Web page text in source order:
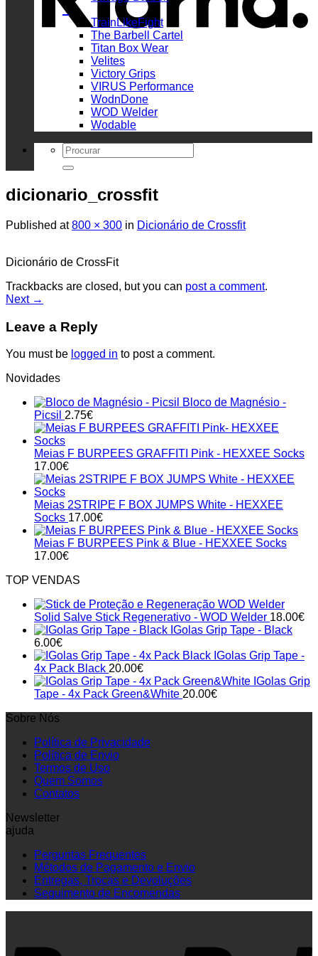
_
TrainLikeFight
The Barbell Cartel
Titan Box Wear
Velites
Victory Grips
VIRUS Performance
WodnDone
WOD Welder
Wodable
Search
for:
dicionario_crossfit
Published at800 × 300 in Dicionário de Crossfit
Dicionário de CrossFit
Trackbacks are closed, but you can post a comment.
Next →
Leave a Reply
You must be logged in to post a comment.
Novidades
Bloco de Magnésio -
Picsil 2.75€
Meias F BURPEES GRAFFITI Pink - HEXXEE Socks
17.00€
Meias 2STRIPE F BOX JUMPS White - HEXXEE
Socks 17.00€
Meias F BURPEES Pink & Blue - HEXXEE Socks
17.00€
TOP VENDAS
Solid Salve Stick Regenerativo - WOD Welder 18.00€
IGolas Grip Tape - Black
6.00€
IGolas Grip Tape -
4x Pack Black 20.00€
IGolas Grip
Tape - 4x Pack Green&White 20.00€
Sobre Nós
Política de Privacidade
Política de Envio
Termos de Uso
Quem Somos
Contatos
Newsletter
ajuda
Perguntas Frequentes
Métodos de Pagamento e Envio
Entregas, Trocas e Devoluções
Seguimento de Encomendas